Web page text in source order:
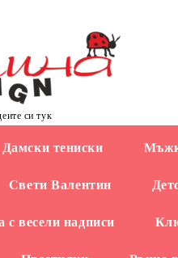
си тук
Дамски тениски
Свети Валентин
с весели надписи